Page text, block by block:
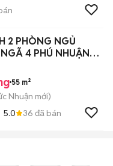
2 PHÒNG NGỦ
4 PHÚ NHUẬN🔥
55 m²
Nhuận mới)
5.0 36 đã bán